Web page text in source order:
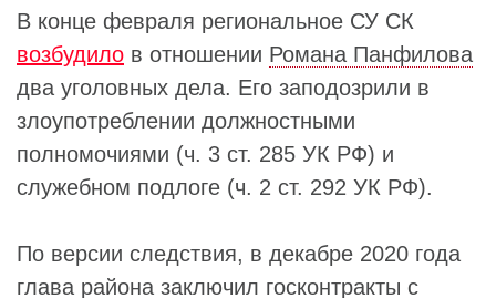
В конце февраля региональное СУ СК
возбудило в отношении Романа Панфилова
два уголовных дела. Его заподозрили в
злоупотреблении должностными
полномочиями (ч. 3 ст. 285 УК РФ) и
служебном подлоге (ч. 2 ст. 292 УК РФ).
По версии следствия, в декабре 2020 года
глава района заключил госконтракты с